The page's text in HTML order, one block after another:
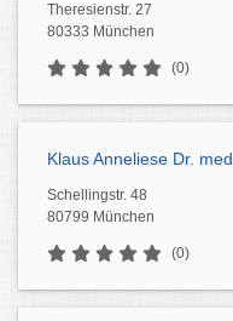
Theresienstr. 27
80333 München
(0)
Klaus Anneliese Dr. med.
Schellingstr. 48
80799 München
(0)